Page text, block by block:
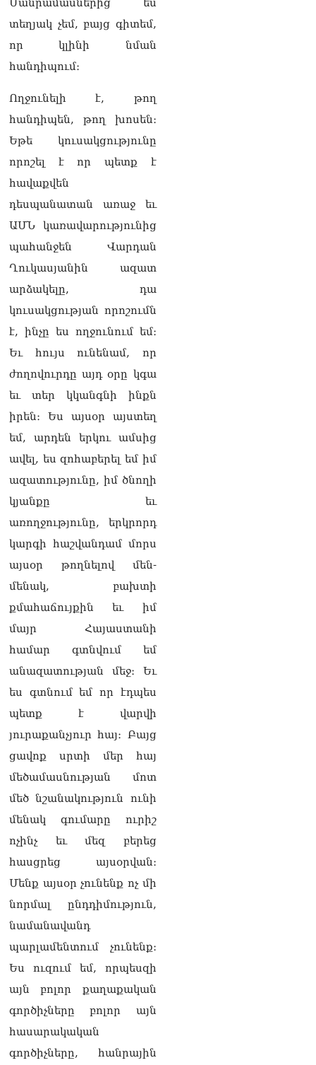
Մանրամասներից ես
տեղյակ չեմ, բայց գիտեմ,
որ կլինի նման
հանդիպում։
Ողջունելի է, թող
հանդիպեն, թող խոսեն։
Եթե կուսակցությունը
որոշել է որ պետք է
հավաքվեն
դեսպանատան առաջ եւ
ԱՄՆ կառավարությունից
պահանջեն Վարդան
Ղուկասյանին ազատ
արձակելը, դա
կուսակցության որոշումն
է, ինչը ես ողջունում եմ։
Եւ հույս ունենամ, որ
ժողովուրդը այդ օրը կգա
եւ տեր կկանգնի ինքն
իրեն։ Ես այսօր այստեղ
եմ, արդեն երկու ամսից
ավել, ես զոհաբերել եմ իմ
ազատությունը, իմ ծնողի
կյանքը եւ
առողջությունը, երկրորդ
կարգի հաշվանդամ մորս
այսօր թողնելով մեն-
մենակ, բախտի
քմահաճույքին եւ իմ
մայր Հայաստանի
համար գտնվում եմ
անազատության մեջ։ Եւ
ես գտնում եմ որ էդպես
պետք է վարվի
յուրաքանչյուր հայ։ Բայց
ցավոք սրտի մեր հայ
մեծամասնության մոտ
մեծ նշանակություն ունի
մենակ գումարը ուրիշ
ոչինչ եւ մեզ բերեց
հասցրեց այսօրվան։
Մենք այսօր չունենք ոչ մի
նորմալ ընդդիմություն,
նամանավանդ
պարլամենտում չունենք։
Ես ուզում եմ, որպեսզի
այն բոլոր քաղաքական
գործիչները բոլոր այն
հասարակական
գործիչները, հանրային